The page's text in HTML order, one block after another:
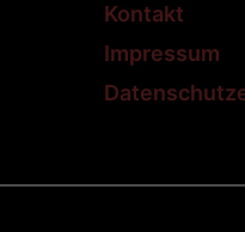
Kontakt
Impressum